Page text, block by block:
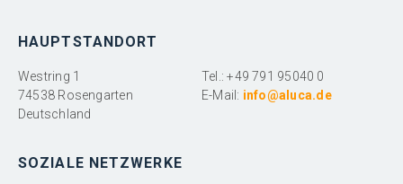
HAUPTSTANDORT
Westring 1
74538 Rosengarten
Deutschland
Tel.: +49 791 95040 0
E-Mail: info@aluca.de
SOZIALE NETZWERKE